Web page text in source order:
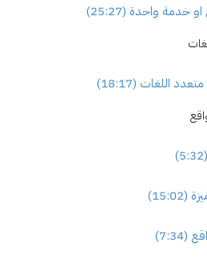
خدمة واحدة (25:27)